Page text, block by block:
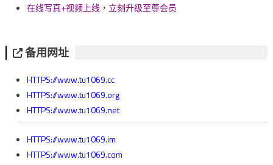
在线写真+视频上线，立刻升级至尊会员
备用网址
HTTPS://www.tu1069.cc
HTTPS://www.tu1069.org
HTTPS://www.tu1069.net
HTTPS://www.tu1069.im
HTTPS://www.tu1069.com